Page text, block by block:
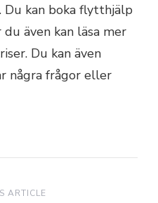
kan boka flytthjälp
även kan läsa mer
Du kan även
några frågor eller
ARTICLE